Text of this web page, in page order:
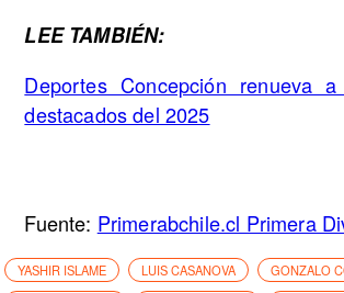
LEE TAMBIÉN:
Deportes Concepción renueva
destacados del 2025
Fuente: Primerabchile.cl Primera
YASHIR ISLAME LUIS CASANOVA
GONZALO